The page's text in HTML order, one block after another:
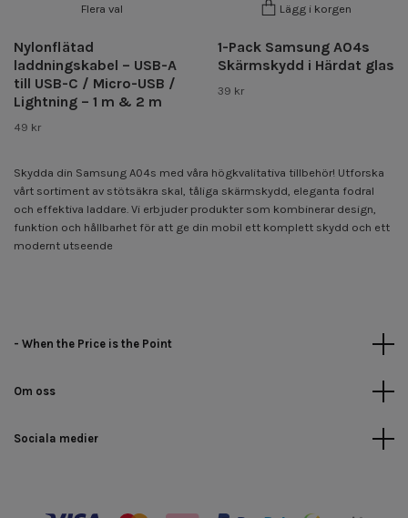
Flera val
Nylonflätad
laddningskabel – USB-A
till USB-C / Micro-USB /
Lightning – 1 m & 2 m
49 kr
Lägg i korgen
1-Pack Samsung A04s
Skärmskydd i Härdat glas
39 kr
Skydda din Samsung A04s med våra högkvalitativa tillbehör! Utforska
vårt sortiment av stötsäkra skal, tåliga skärmskydd, eleganta fodral
och effektiva laddare. Vi erbjuder produkter som kombinerar design,
funktion och hållbarhet för att ge din mobil ett komplett skydd och ett
modernt utseende
- When the Price is the Point
Om oss
Sociala medier